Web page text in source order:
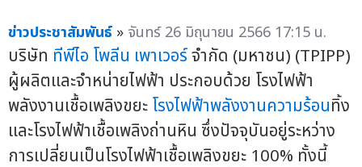
ข่าวประชาสัมพันธ์ » จันทร์ 26 มิถุนายน 2566 17:15 น.
บริษัท ทีพีไอ โพลีน เพาเวอร์จำกัด (มหาชน) (TPIPP)
ผู้ผลิตและจำหน่ายไฟฟ้า ประกอบด้วย โรงไฟฟ้า
พลังงานเชื้อเพลิงขยะโรงไฟฟ้าพลังงานความร้อนทิ้ง
และโรงไฟฟ้าเชื้อเพลิงถ่านหิน ซึ่งปัจจุบันอยู่ระหว่าง
การเปลี่ยนเป็นโรงไฟฟ้าเชื้อเพลิงขยะ 100% ทั้งนี้